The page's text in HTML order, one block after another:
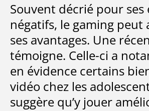
Souvent décrié pour ses
négatifs, le gaming peut
ses avantages. Une
témoigne. Celle-ci a
en évidence certains
vidéo chez les
suggère qu’y jouer